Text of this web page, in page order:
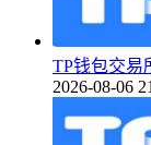
TP钱包交易
2026-08-06